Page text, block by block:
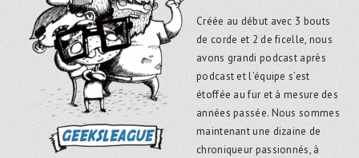
Créée au début avec 3 bouts
de corde et 2 de ficelle, nous
avons grandi podcast après
podcast et l’équipe s’est
étoffée au fur et à mesure des
années passée. Nous sommes
maintenant une dizaine de
chroniqueur passionnés, à